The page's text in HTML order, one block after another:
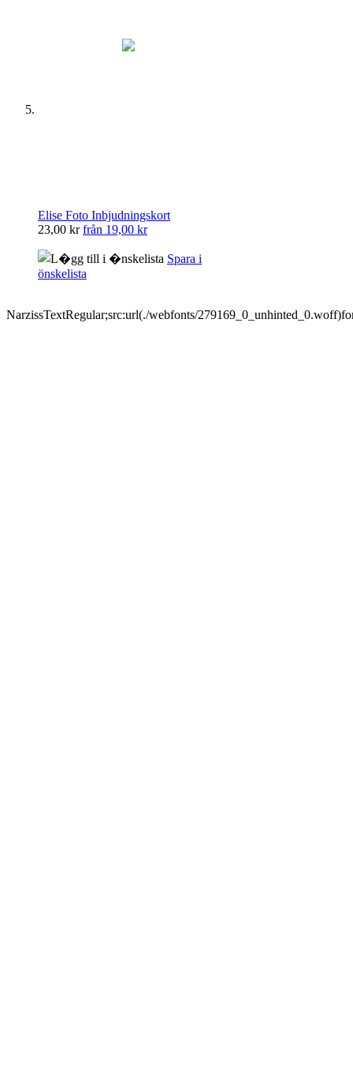
Elise Foto Inbjudningskort
23,00 kr från 19,00 kr
Spara i
önskelista
NarzissTextRegular;src:url(./webfonts/